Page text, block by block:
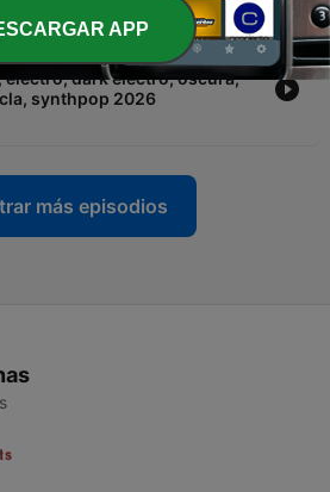
Ep153 - EBM,
electro, dark electro, oscura,
synthpop 2026
más episodios
APP